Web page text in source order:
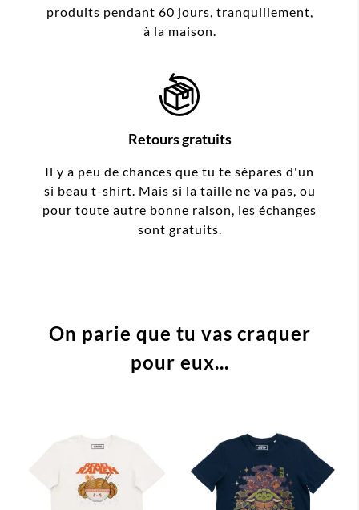
produits pendant 60 jours, tranquillement,
à la maison.
Retours gratuits
Il y a peu de chances que tu te sépares d'un
si beau t-shirt. Mais si la taille ne va pas, ou
pour toute autre bonne raison, les échanges
sont gratuits.
On parie que tu vas craquer
pour eux...